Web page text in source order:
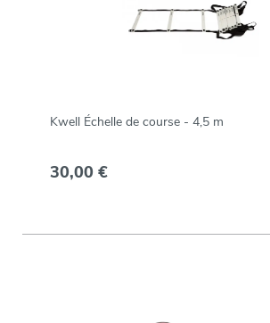
Kwell Échelle de course - 4,5 m
30,00 €